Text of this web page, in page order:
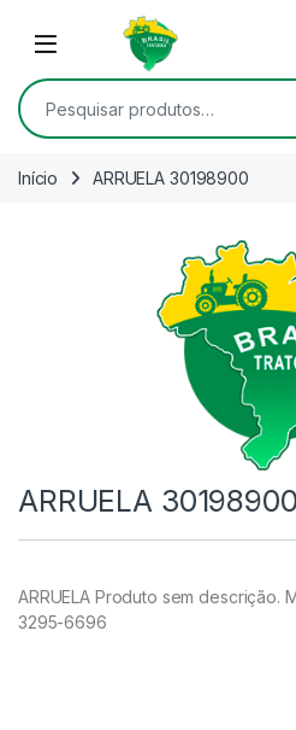
Skip to navigation
Open
Pesquisar por:
Início ARRUELA 30198900
ARRUELA 30198900
ARRUELA Produto sem descrição.
3295-6696